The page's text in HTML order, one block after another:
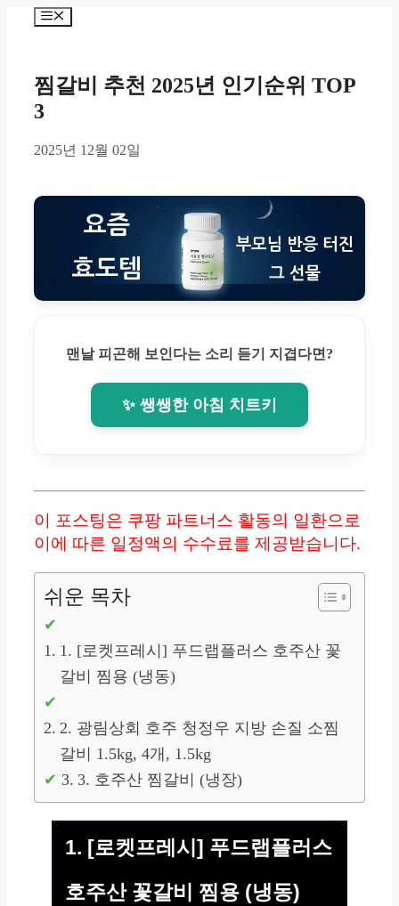
Menu
찜갈비 추천 2025년 인기순위 TOP
3
2025년 12월 02일
맨날 피곤해 보인다는 소리 듣기 지겹다면?
✨ 쌩쌩한 아침 치트키
이 포스팅은 쿠팡 파트너스 활동의 일환으로
이에 따른 일정액의 수수료를 제공받습니다.
쉬운 목차
1. [로켓프레시] 푸드랩플러스 호주산 꽃
갈비 찜용 (냉동)
2. 광림상회 호주 청정우 지방 손질 소찜
갈비 1.5kg, 4개, 1.5kg
3. 호주산 찜갈비 (냉장)
1. [로켓프레시] 푸드랩플러스
호주산 꽃갈비 찜용 (냉동)